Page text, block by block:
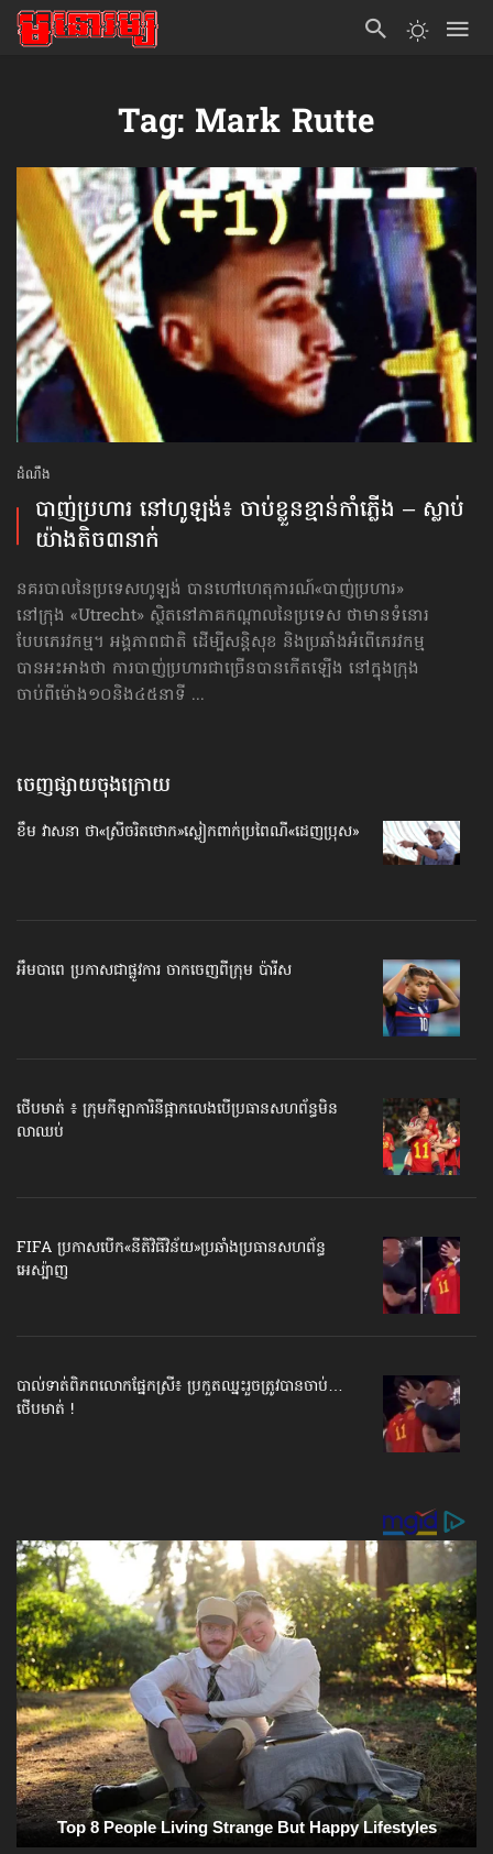
Tag: Mark Rutte
ដំណឹង
បាញ់ប្រហារ នៅហូឡង់៖ ចាប់ខ្លួនខ្មាន់កាំភ្លើង – ស្លាប់
យ៉ាងតិច​៣នាក់
នគរបាលនៃប្រទេសហូឡង់ បានហៅហេតុការណ៍«បាញ់ប្រហារ» ​
នៅក្រុង «Utrecht» ស្ថិតនៅភាគកណ្ដាលនៃប្រទេស ថាមានទំនោរ
បែបភេរវកម្ម។ អង្គភាពជាតិ ដើម្បីសន្តិសុខ និងប្រឆាំងអំពើភេរវកម្ម
បានអះអាងថា ការបាញ់ប្រហារ​ជាច្រើនបានកើតឡើង នៅក្នុងក្រុង
ចាប់ពីម៉ោង១០និង៤៥នាទី ...
ចេញផ្សាយចុងក្រោយ
ខឹម វាសនា ថា«ស្រីចរិតថោក»​ស្លៀកពាក់ប្រពៃណី​«ដេញប្រុស»
អឹមបាពេ ប្រកាសជាផ្លូវការ ចាកចេញពីក្រុម ប៉ារីស
ថើបមាត់ ៖ ក្រុមកីឡាការិនី​ផ្អាកលេង​​បើប្រធានសហព័ន្ធ​មិន
លាឈប់
FIFA ប្រកាសបើក​«នីតិវិធីវិន័យ»​ប្រឆាំងប្រធានសហព័ន្ធ​
អេស្ប៉ាញ
បាល់ទាត់​ពិភពលោក​ផ្នែកស្រី៖ ប្រកួតឈ្នះរួច​ត្រូវបានចាប់…
ថើបមាត់ !